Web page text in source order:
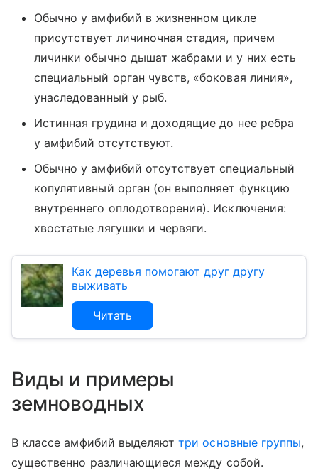
Обычно у амфибий в жизненном цикле
присутствует личиночная стадия, причем
личинки обычно дышат жабрами и у них есть
специальный орган чувств, «боковая линия»,
унаследованный у рыб.
Истинная грудина и доходящие до нее ребра
у амфибий отсутствуют.
Обычно у амфибий отсутствует специальный
копулятивный орган (он выполняет функцию
внутреннего оплодотворения). Исключения:
хвостатые лягушки и червяги.
Как деревья помогают друг другу
выживать
Читать
Виды и примеры
земноводных
В классе амфибий выделяюттри основные группы,
существенно различающиеся между собой.